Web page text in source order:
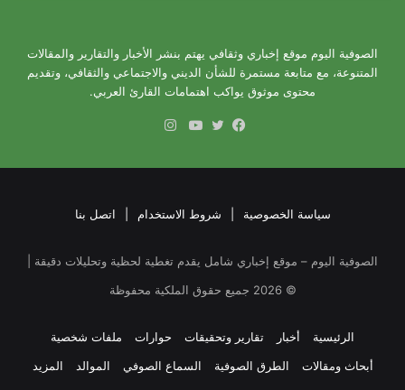
الصوفية اليوم موقع إخباري وثقافي يهتم بنشر الأخبار والتقارير والمقالات
المتنوعة، مع متابعة مستمرة للشأن الديني والاجتماعي والثقافي، وتقديم
محتوى موثوق يواكب اهتمامات القارئ العربي.
سياسة الخصوصية شروط الاستخدام اتصل بنا
الصوفية اليوم – موقع إخباري شامل يقدم تغطية لحظية وتحليلات دقيقة |
©
2026 جميع حقوق الملكية محفوظة
الرئيسية أخبار تقارير وتحقيقات حوارات
ملفات شخصية
أبحاث ومقالات
الطرق الصوفية السماع الصوفي الموالد المزيد